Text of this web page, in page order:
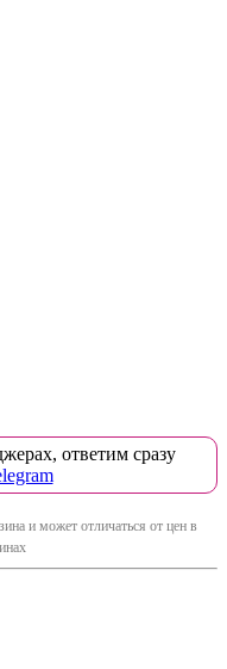
ответим сразу
и может отличаться от цен в